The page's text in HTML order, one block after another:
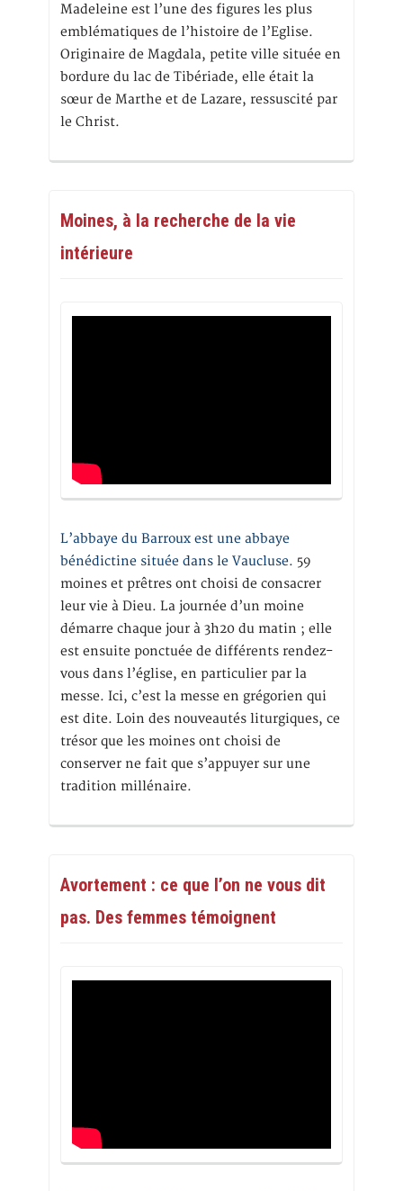
Madeleine est l’une des figures les plus
emblématiques de l’histoire de l’Eglise.
Originaire de Magdala, petite ville située en
bordure du lac de Tibériade, elle était la
sœur de Marthe et de Lazare, ressuscité par
le Christ.
Moines, à la recherche de la vie
intérieure
L’abbaye du Barroux est une abbaye
bénédictine située dans le Vaucluse. 59
moines et prêtres ont choisi de consacrer
leur vie à Dieu. La journée d’un moine
démarre chaque jour à 3h20 du matin ; elle
est ensuite ponctuée de différents rendez-
vous dans l’église, en particulier par la
messe. Ici, c’est la messe en grégorien qui
est dite. Loin des nouveautés liturgiques, ce
trésor que les moines ont choisi de
conserver ne fait que s’appuyer sur une
tradition millénaire.
Avortement : ce que l’on ne vous dit
pas. Des femmes témoignent